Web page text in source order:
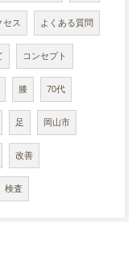
セス よくある質問
コンセプト
膝 70代
足 岡山市
改善
検査